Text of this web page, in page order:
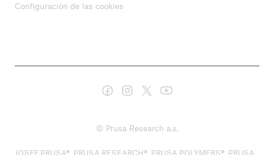
Configuración de las cookies
© Prusa Research a.s.
JOSEF PRUSA®, PRUSA RESEARCH®, PRUSA POLYMERS®, PRUSA